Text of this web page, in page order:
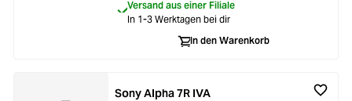
Versand aus einer Filiale
In 1-3 Werktagen bei dir
In den Warenkorb
Sony Alpha 7R IVA